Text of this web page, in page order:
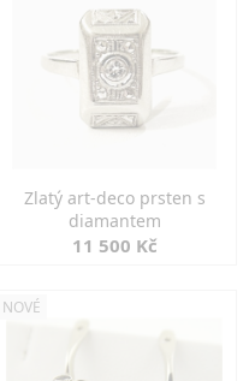
Zlatý art-deco prsten s
diamantem
11 500 Kč
NOVÉ